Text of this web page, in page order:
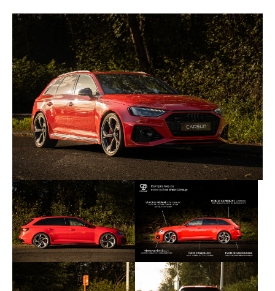
- Freins céramique
- Toit ouvrant panoramique
- Hayon électrique
- Affichage tête haute, caméra 360° et avertisseur
d’angle morts
- Volant et pommeau de vitesse alcantara
- Intérieur cuir noir avec surpiqûres rouge
- Sièges électriques, chauffants et massants avec
mémoire